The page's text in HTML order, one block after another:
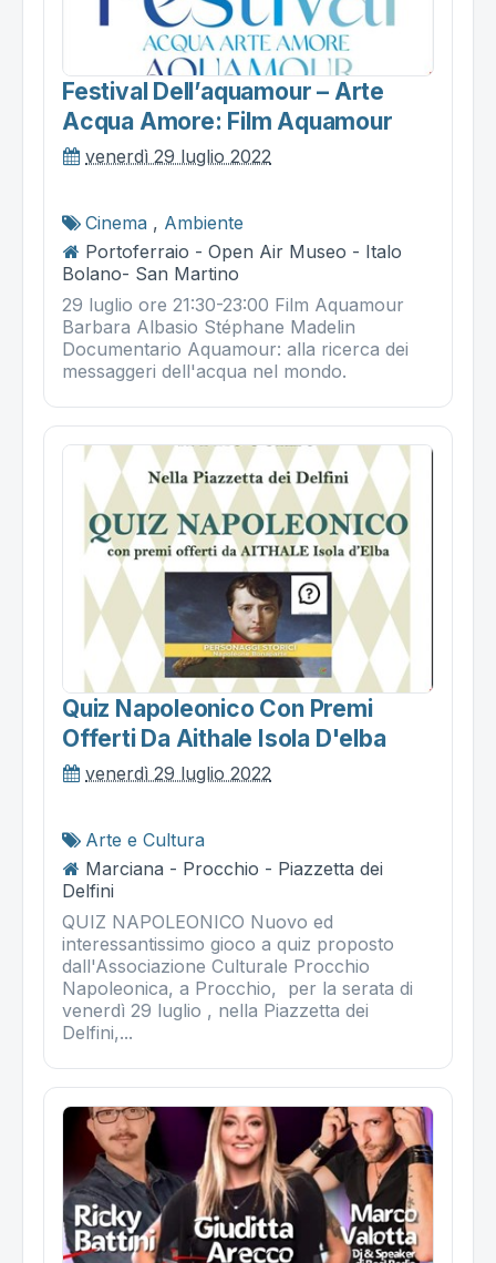
Festival Dell’aquamour – Arte
Acqua Amore: Film Aquamour
venerdì 29 luglio 2022
Cinema , Ambiente
Portoferraio - Open Air Museo - Italo
Bolano- San Martino
29 luglio ore 21:30-23:00 Film Aquamour
Barbara Albasio Stéphane Madelin
Documentario Aquamour: alla ricerca dei
messaggeri dell'acqua nel mondo.
Quiz Napoleonico Con Premi
Offerti Da Aithale Isola D'elba
venerdì 29 luglio 2022
Arte e Cultura
Marciana - Procchio - Piazzetta dei
Delfini
QUIZ NAPOLEONICO Nuovo ed
interessantissimo gioco a quiz proposto
dall'Associazione Culturale Procchio
Napoleonica, a Procchio, per la serata di
venerdì 29 luglio , nella Piazzetta dei
Delfini,...